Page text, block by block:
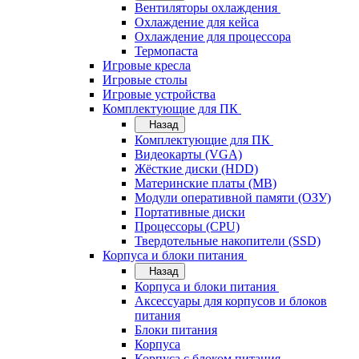
Вентиляторы охлаждения
Охлаждение для кейса
Охлаждение для процессора
Термопаста
Игровые кресла
Игровые столы
Игровые устройства
Комплектующие для ПК
Назад
Комплектующие для ПК
Видеокарты (VGA)
Жёсткие диски (HDD)
Материнские платы (MB)
Модули оперативной памяти (ОЗУ)
Портативные диски
Процессоры (CPU)
Твердотельные накопители (SSD)
Корпуса и блоки питания
Назад
Корпуса и блоки питания
Аксессуары для корпусов и блоков
питания
Блоки питания
Корпуса